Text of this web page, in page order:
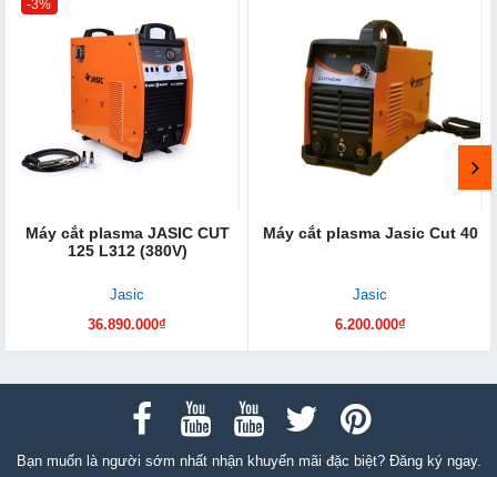
-3%
Máy cắt plasma JASIC CUT
125 L312 (380V)
Jasic
36.890.000₫
Máy cắt plasma Jasic Cut 40
Jasic
6.200.000₫
Bạn muốn là người sớm nhất nhận khuyến mãi đặc biệt? Đăng ký ngay.